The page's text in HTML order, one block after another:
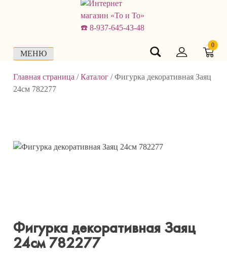
МЕНЮ
0
Главная страница /Каталог /Фигурка декоративная Заяц
24см 782277
Фигурка декоративная Заяц
24см 782277